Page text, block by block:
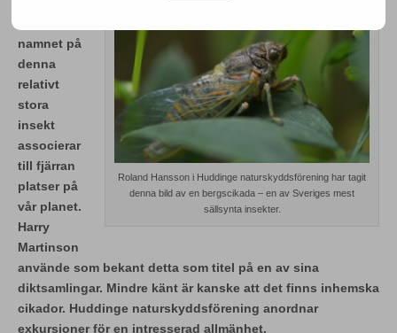
Roland Hansson i Huddinge naturskyddsförening har tagit
denna bild av en bergscikada – en av Sveriges mest
sällsynta insekter.
namnet på
denna
relativt
stora
insekt
associerar
till fjärran
platser på
vår planet.
Harry
Martinson
använde som bekant detta som titel på en av sina
diktsamlingar. Mindre känt är kanske att det finns inhemska
cikador. Huddinge naturskyddsförening anordnar
exkursioner för en intresserad allmänhet.